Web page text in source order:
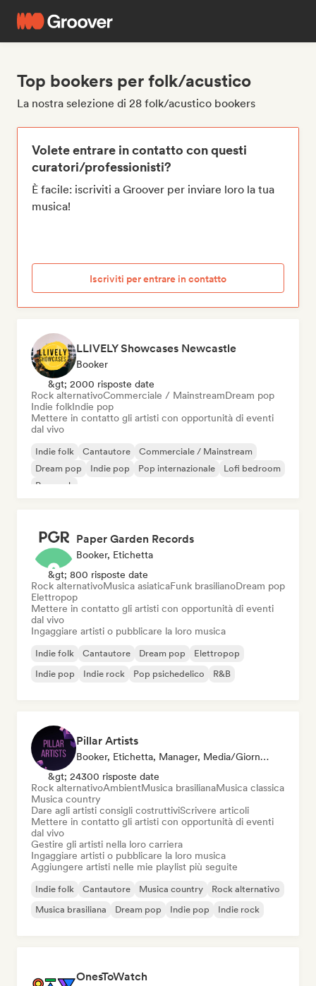
Top bookers per folk/acustico
La nostra selezione di 28 folk/acustico bookers
Volete entrare in contatto con questi
curatori/professionisti?
È facile: iscriviti a Groover per inviare loro la tua
musica!
Iscriviti per entrare in contatto
LLIVELY Showcases Newcastle
Booker
&gt; 2000 risposte date
Rock alternativoCommerciale / MainstreamDream pop
Indie folkIndie pop
Mettere in contatto gli artisti con opportunità di eventi
dal vivo
Indie folk Cantautore
Commerciale / Mainstream
Dream pop
Indie pop Pop internazionale
Lofi bedroom
Pop rock
Paper Garden Records
Booker, Etichetta
&gt; 800 risposte date
Rock alternativoMusica asiaticaFunk brasilianoDream pop
Elettropop
Mettere in contatto gli artisti con opportunità di eventi
dal vivo
Ingaggiare artisti o pubblicare la loro musica
Indie folk Cantautore Dream pop
Elettropop
Indie pop
Indie rock Pop psichedelico R&B
Pillar Artists
Booker, Etichetta, Manager, Media/Giornalista, Mentore, Curatore Di Playlist
&gt; 24300 risposte date
Rock alternativoAmbientMusica brasilianaMusica classica
Musica country
Dare agli artisti consigli costruttiviScrivere articoli
Mettere in contatto gli artisti con opportunità di eventi
dal vivo
Gestire gli artisti nella loro carriera
Ingaggiare artisti o pubblicare la loro musica
Aggiungere artisti nelle mie playlist più seguite
Indie folk Cantautore Musica country
Rock alternativo
Musica brasiliana
Dream pop Indie pop Indie rock
OnesToWatch